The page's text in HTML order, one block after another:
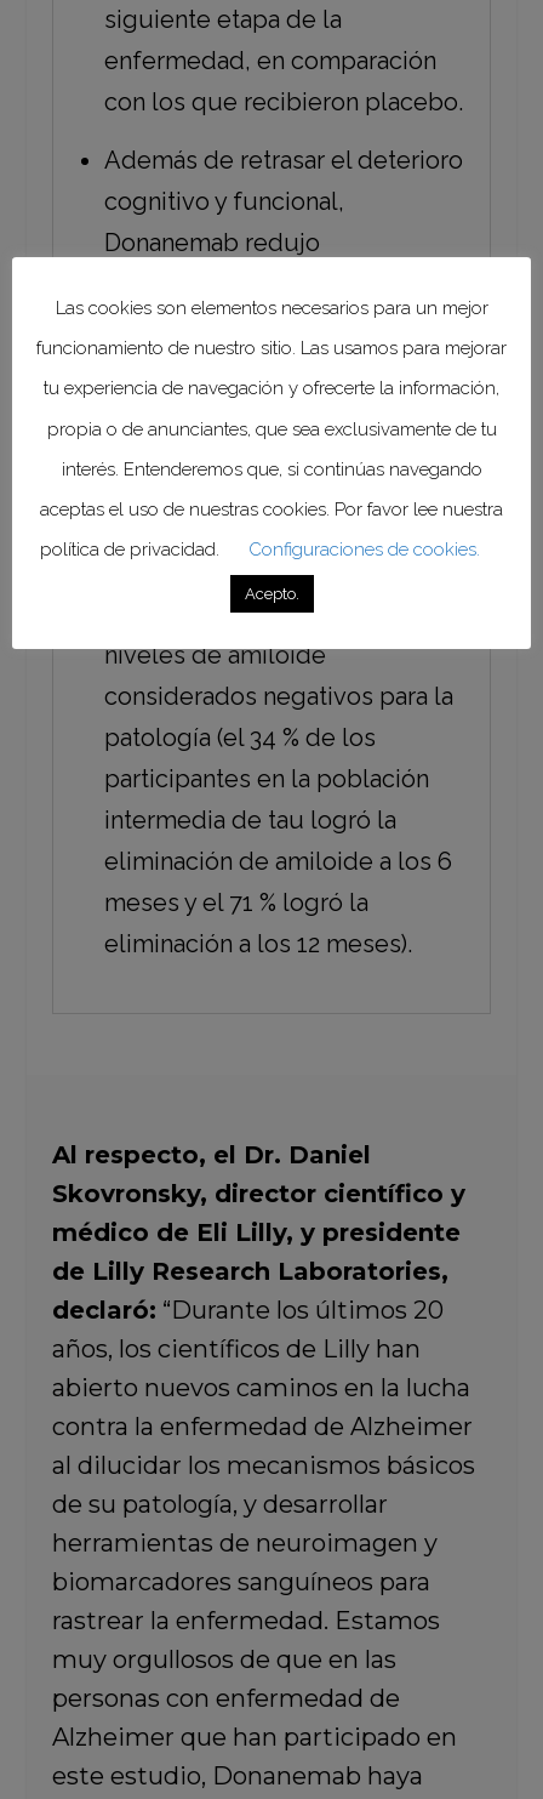
siguiente etapa de la
enfermedad, en comparación
con los que recibieron placebo.
Además de retrasar el deterioro
cognitivo y funcional,
Donanemab redujo
de placa amiloide cerebral
evidenciadas incluso a los 6
meses de iniciar el tratamiento,
como se observó mediante
amiloide, lo que se suma al que
muchos pacientes alcanzaron
niveles de amiloide
considerados negativos para la
patología (el 34 % de los
participantes en la población
intermedia de tau logró la
eliminación de amiloide a los 6
meses y el 71 % logró la
eliminación a los 12 meses).
Al respecto, el Dr. Daniel
Skovronsky, director científico y
médico de Eli Lilly, y presidente
de Lilly Research Laboratories,
declaró: “Durante los últimos 20
años, los científicos de Lilly han
abierto nuevos caminos en la lucha
contra la enfermedad de Alzheimer
al dilucidar los mecanismos básicos
de su patología, y desarrollar
herramientas de neuroimagen y
biomarcadores sanguíneos para
rastrear la enfermedad. Estamos
muy orgullosos de que en las
personas con enfermedad de
Alzheimer que han participado en
este estudio, Donanemab haya
Las cookies son elementos necesarios para un mejor
funcionamiento de nuestro sitio. Las usamos para mejorar
tu experiencia de navegación y ofrecerte la información,
propia o de anunciantes, que sea exclusivamente de tu
interés. Entenderemos que, si continúas navegando
aceptas el uso de nuestras cookies. Por favor lee nuestra
política de privacidad.
Configuraciones de cookies.
Acepto.